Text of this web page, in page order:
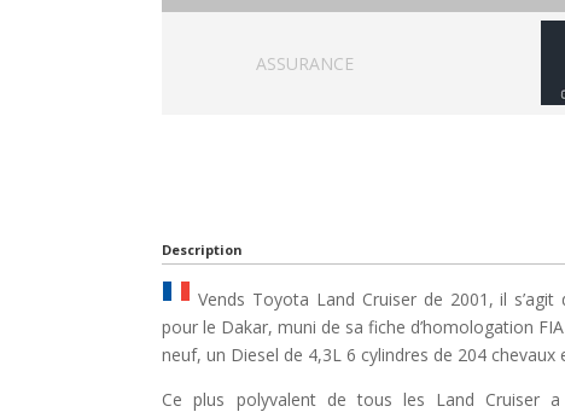
ASSURANCE
Description
Vends Toyota Land Cruiser de 2001, il s’agit
pour le Dakar, muni de sa fiche d’homologation
neuf, un Diesel de 4,3L 6 cylindres de 204 chevaux
Ce plus polyvalent de tous les Land Cruiser